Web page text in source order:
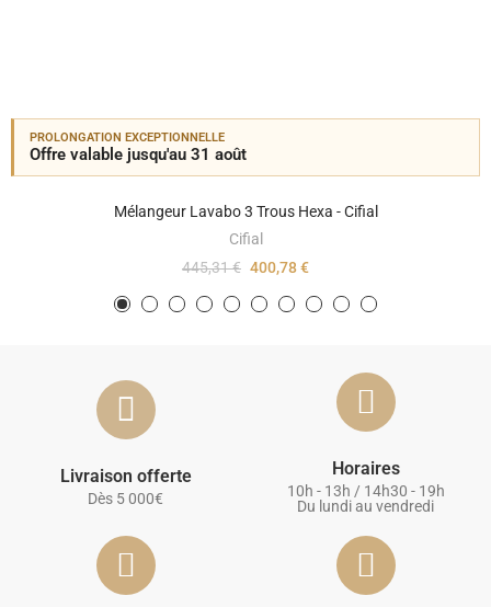
PROLONGATION EXCEPTIONNELLE
Offre valable jusqu'au 31 août
Mélangeur Lavabo 3 Trous Hexa - Cifial
Cifial
445,31 € 400,78 €
Livraison offerte
Dès 5 000€
Horaires
10h - 13h / 14h30 - 19h
Du lundi au vendredi